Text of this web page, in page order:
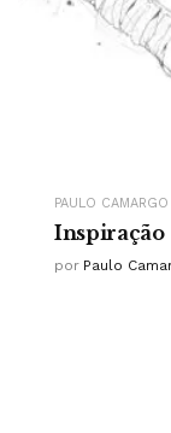
PAULO CAMARGO
Inspiração
por Paulo